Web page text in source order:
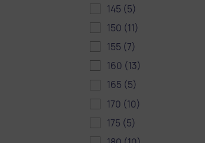
145 (5)
150 (11)
155 (7)
160 (13)
165 (5)
170 (10)
175 (5)